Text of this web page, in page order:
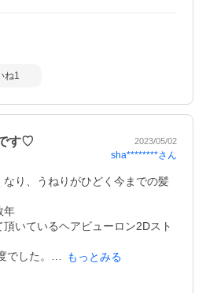
。と丁寧に使っているので買っ
、こちらのサイトで購入すると保
ね1
す♡ 2023/05/02
sha********さん
り、うねりがひどく今までの髪
年
いているヘアビューロン2Dスト
した。
ら更にいいんだろ～なぁと･･･
、ヤフオクとみらめっこな日々
もっとみる